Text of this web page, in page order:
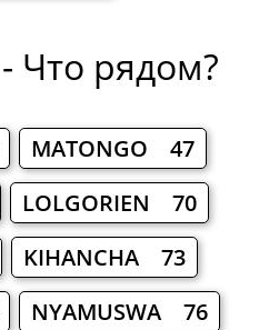
Что рядом?
MATONGO 47
LOLGORIEN 70
KIHANCHA 73
NYAMUSWA 76